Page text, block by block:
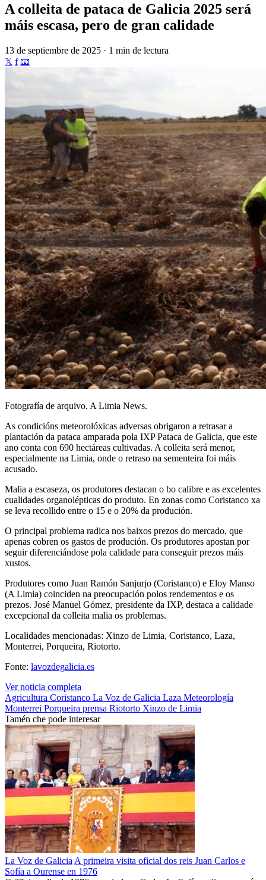
A colleita de pataca de Galicia 2025 será
máis escasa, pero de gran calidade
13 de septiembre de 2025 · 1 min de lectura
𝕏 f 📧
Fotografía de arquivo. A Limia News.
As condicións meteorolóxicas adversas obrigaron a retrasar a
plantación da pataca amparada pola IXP Pataca de Galicia, que este
ano conta con 690 hectáreas cultivadas. A colleita será menor,
especialmente na Limia, onde o retraso na sementeira foi máis
acusado.
Malia a escaseza, os produtores destacan o bo calibre e as excelentes
cualidades organolépticas do produto. En zonas como Coristanco xa
se leva recollido entre o 15 e o 20% da produción.
O principal problema radica nos baixos prezos do mercado, que
apenas cobren os gastos de produción. Os produtores apostan por
seguir diferenciándose pola calidade para conseguir prezos máis
xustos.
Produtores como Juan Ramón Sanjurjo (Coristanco) e Eloy Manso
(A Limia) coinciden na preocupación polos rendementos e os
prezos. José Manuel Gómez, presidente da IXP, destaca a calidade
excepcional da colleita malia os problemas.
Localidades mencionadas: Xinzo de Limia, Coristanco, Laza,
Monterrei, Porqueira, Riotorto.
Fonte: lavozdegalicia.es
Ver noticia completa
Agricultura Coristanco La Voz de Galicia Laza Meteorología
Monterrei Porqueira prensa Riotorto Xinzo de Limia
Tamén che pode interesar
La Voz de Galicia A primeira visita oficial dos reis Juan Carlos e
Sofía a Ourense en 1976